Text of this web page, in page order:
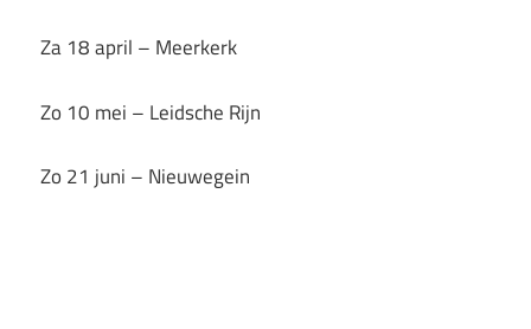
Za 18 april – Meerkerk
Zo 10 mei – Leidsche Rijn
Zo 21 juni – Nieuwegein